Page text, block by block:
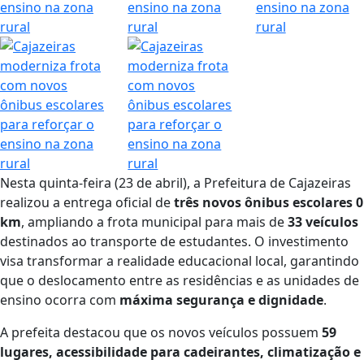
Nesta quinta-feira (23 de abril), a Prefeitura de Cajazeiras
realizou a entrega oficial detrês novos ônibus escolares 0
km, ampliando a frota municipal para mais de33 veículos
destinados ao transporte de estudantes. O investimento
visa transformar a realidade educacional local, garantindo
que o deslocamento entre as residências e as unidades de
ensino ocorra com máxima segurança e dignidade.
A prefeita destacou que os novos veículos possuem 59
lugares, acessibilidade para cadeirantes, climatização e